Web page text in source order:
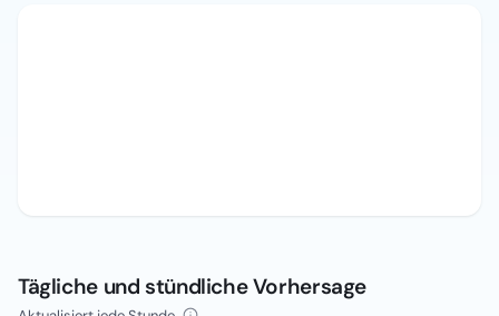
Tägliche und stündliche Vorhersage